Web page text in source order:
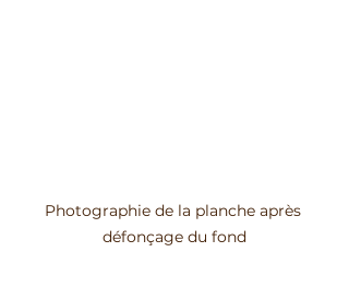
Photographie de la planche après
défonçage du fond